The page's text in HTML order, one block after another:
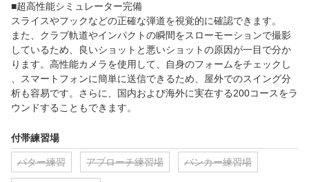
■超高性能シミュレーター完備
スライスやフックなどの正確な弾道を視覚的に確認できます。
また、クラブ軌道やインパクトの瞬間をスローモーションで撮影
しているため、良いショットと悪いショットの原因が一目で分か
ります。高性能カメラを使用して、自身のフォームをチェックし
、スマートフォンに簡単に送信できるため、屋外でのスイング分
析も容易です。さらに、国内および海外に実在する200コースをラ
ウンドすることもできます。
付帯練習場
パター練習 アプローチ練習場 バンカー練習場